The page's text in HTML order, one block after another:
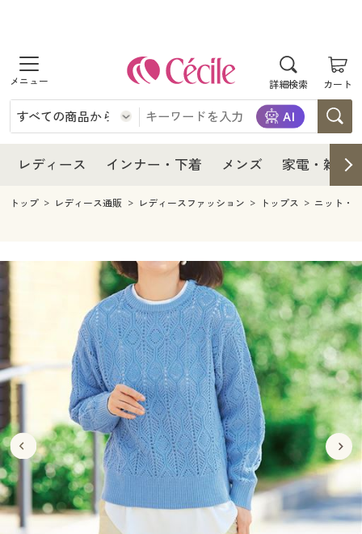
詳細検索 カート
商品を探す
レディース
レディースファッション
インナー・下着
インナー・下着通販すべて
ジュニア・ティーンズ下着
メンズ
メンズファッション
メンズ下着
家電・雑貨すべて
キッチン・雑貨・日用品
寝具・インテリア・家具
寝具・インテリア・家具通販すべて
家具・収納
寝具・ベッド
カーテン・ラグ・ファブリック
美容・健康
美容・健康通販すべて
美容・健康・サプリメント
制服・スクール
制服・スクールすべて
制服・学生服
ジュニア・ティーンズ下着
大きいサイズ
大きいサイズ通販すべて
大きいサイズ レディース服
バーゲン
バーゲンセール
詳細検索
レディース インナー・下着 メンズ 家電・雑貨
レディース
レディース通販すべて
レディースファッション
インナー・下着
インナー・下着通販すべて
ジュニア・ティーンズ下着
メンズ
キッチン・雑貨・日用品
寝具・インテリア・家具通販すべて
家具・収納
寝具・ベッド
カーテン・ラグ・ファブリック
美容・健康通販すべて
美容・健康・サプリメント
制服・スクール
制服・スクールすべて
制服・学生服
ジュニア・ティーンズ下着
大きいサイズ
大きいサイズ通販すべて
大きいサイズ レディース服
大きいサイズ レディース下着
バーゲン
バーゲンセール
シークレットセール
詳細検索
商品カテゴリ一覧
トップ レディース通販 レディースファッション トップス ニット・